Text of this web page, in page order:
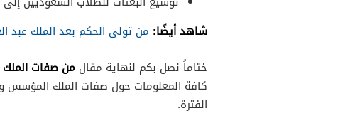
شاهد أيضًا: من تولى الحكم بعد الملك عبد
ختاماً نصل بكم لنهاية مقال من صفات الملك
كافة المعلومات حول صفات الملك المؤسس
الفترة.